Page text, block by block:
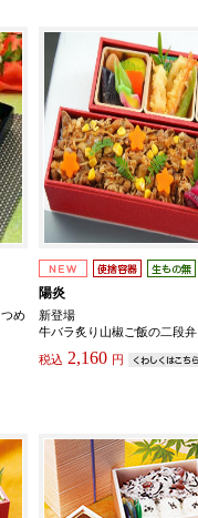
め
陽炎
新登場
牛バラ炙り山椒ご飯の二段弁
税込 2,160 円